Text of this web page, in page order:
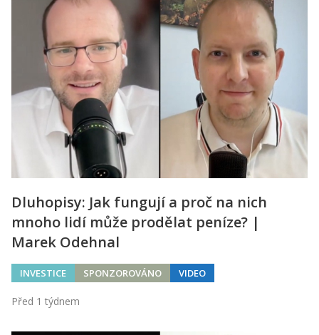
Dluhopisy: Jak fungují a proč na nich
mnoho lidí může prodělat peníze? |
Marek Odehnal
INVESTICE SPONZOROVÁNO VIDEO
Před 1 týdnem